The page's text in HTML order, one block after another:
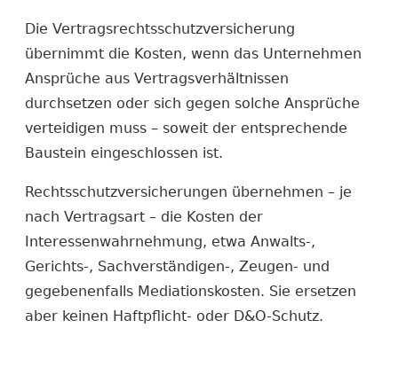
Die Vertrags­rechtsschutzversicherung
übernimmt die Kosten, wenn das Unternehmen
Ansprüche aus Vertragsverhältnissen
durchsetzen oder sich gegen solche Ansprüche
verteidigen muss – soweit der entsprechende
Baustein eingeschlossen ist.
Rechtsschutz­versicherungen übernehmen – je
nach Vertragsart – die Kosten der
Interessenwahrnehmung, etwa Anwalts-,
Gerichts-, Sachverständigen-, Zeugen- und
gegebenenfalls Mediationskosten. Sie ersetzen
aber keinen Haftpflicht- oder D&O-Schutz.